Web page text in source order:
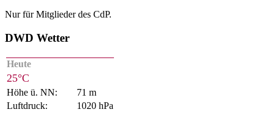
Nur für Mitglieder des CdP.
DWD Wetter
Heute
25°C
Höhe ü. NN:
71 m
Luftdruck:
1020 hPa